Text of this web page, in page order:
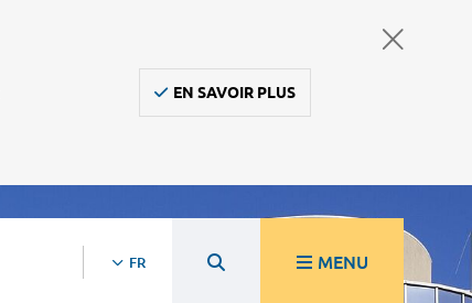
EN SAVOIR PLUS
FR MENU